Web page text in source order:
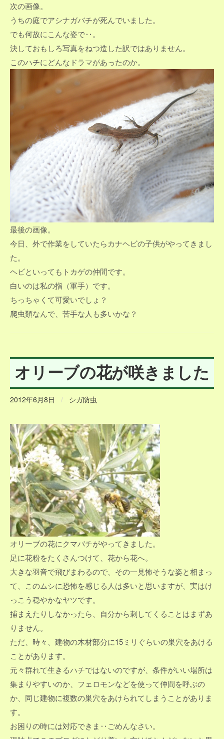
次の画像。
うちの庭でアシナガバチが死んでいました。
でも何故にこんな姿で‥。
決しておもしろ写真をねつ造した訳ではありません。
このハチにどんなドラマがあったのか。
最後の画像。
今日、外で作業をしていたらカナヘビの子供がやってきまし
た。
ヘビといってもトカゲの仲間です。
白いのは私の指（軍手）です。
ちっちゃくて可愛いでしょ？
爬虫類なんで、苦手な人も多いかな？
オリーブの花が咲きました
2012年6月8日 / シガ防虫
オリーブの花にクマバチがやってきました。
足に花粉をたくさんつけて、花から花へ。
大きな羽音で飛びまわるので、その一見怖そうな姿と相まっ
て、このムシに恐怖を感じる人は多いと思いますが、実はけ
っこう穏やかなヤツです。
捕まえたりしなかったら、自分から刺してくることはまずあ
りません。
ただ、時々、建物の木材部分に15ミリぐらいの巣穴をあける
ことがあります。
元々群れて生きるハチではないのですが、条件がいい場所は
集まりやすいのか、フェロモンなどを使って仲間を呼ぶの
か、同じ建物に複数の巣穴をあけられてしまうことがありま
す。
お困りの時には対応できま‥ごめんなさい。